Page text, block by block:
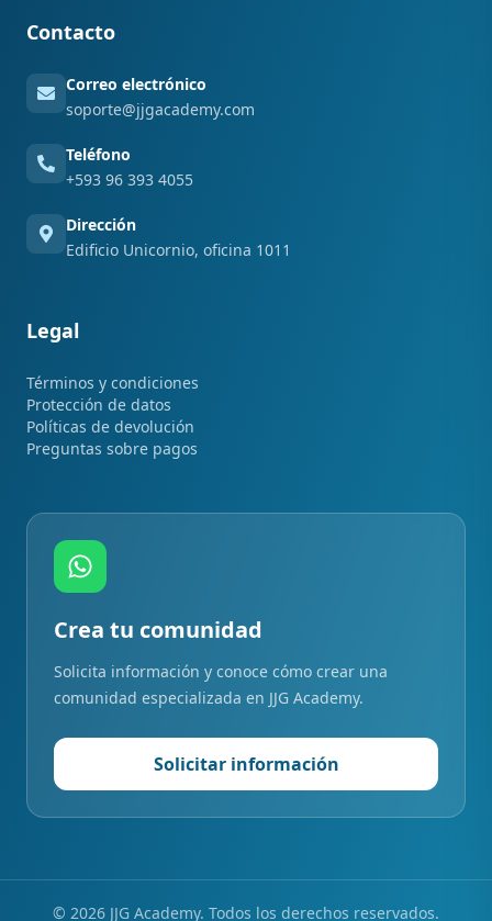
Contacto
Correo electrónico
soporte@jjgacademy.com
Teléfono
+593 96 393 4055
Dirección
Edificio Unicornio, oficina 1011
Legal
Términos y condiciones
Protección de datos
Políticas de devolución
Preguntas sobre pagos
Crea tu comunidad
Solicita información y conoce cómo crear una
comunidad especializada en JJG Academy.
Solicitar información
© 2026 JJG Academy. Todos los derechos reservados.